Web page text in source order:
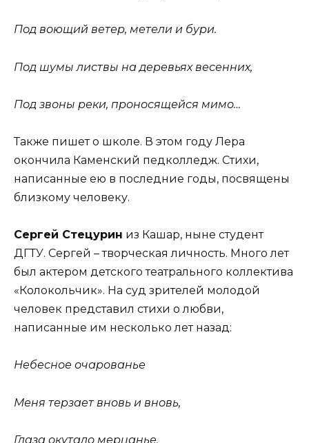
Под воющий ветер, метели и бури.
Под шумы листвы на деревьях весенних,
Под звоны реки, проносящейся мимо…
Также пишет о школе. В этом году Лера
окончила Каменский педколледж. Стихи,
написанные ею в последние годы, посвящены
близкому человеку.
Сергей Стецурин из Кашар, ныне студент
ДГТУ. Сергей – творческая личность. Много лет
был актером детского театрального коллектива
«Колокольчик». На суд зрителей молодой
человек представил стихи о любви,
написанные им несколько лет назад:
Небесное очарованье
Меня терзает вновь и вновь,
Глаза окутало мерцанье,